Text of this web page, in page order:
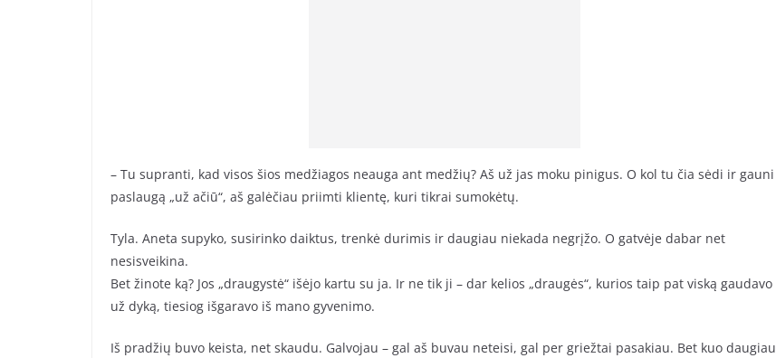
– Tu supranti, kad visos šios medžiagos neauga ant medžių? Aš už jas moku pinigus. O kol tu čia sėdi ir gauni
paslaugą „už ačiū“, aš galėčiau priimti klientę, kuri tikrai sumokėtų.
Tyla. Aneta supyko, susirinko daiktus, trenkė durimis ir daugiau niekada negrįžo. O gatvėje dabar net
nesisveikina.
Bet žinote ką? Jos „draugystė“ išėjo kartu su ja. Ir ne tik ji – dar kelios „draugės“, kurios taip pat viską gaudavo
už dyką, tiesiog išgaravo iš mano gyvenimo.
Iš pradžių buvo keista, net skaudu. Galvojau – gal aš buvau neteisi, gal per griežtai pasakiau. Bet kuo daugiau